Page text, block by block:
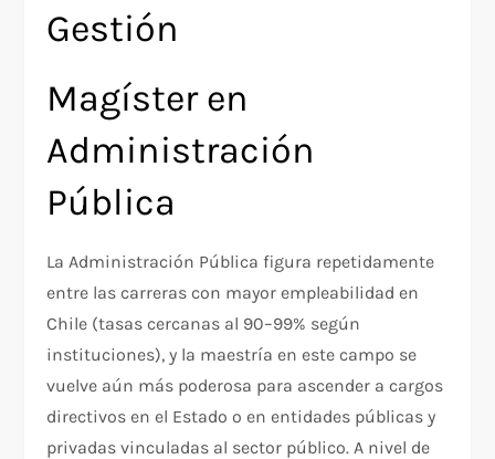
Gestión
Magíster en
Administración
Pública
La Administración Pública figura repetidamente
entre las carreras con mayor empleabilidad en
Chile (tasas cercanas al 90–99% según
instituciones), y la maestría en este campo se
vuelve aún más poderosa para ascender a cargos
directivos en el Estado o en entidades públicas y
privadas vinculadas al sector público. A nivel de